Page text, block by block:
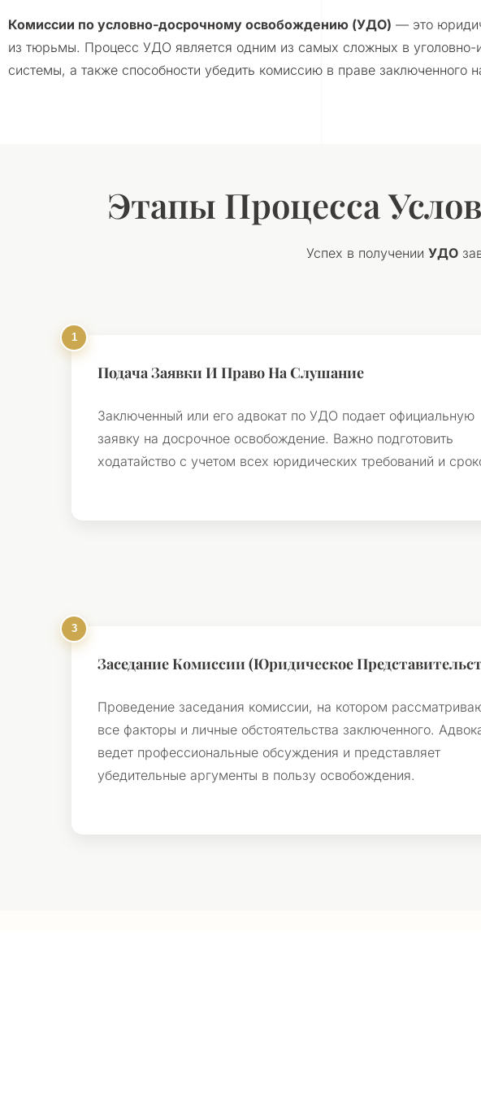
Комиссии по условно-досрочному освобождению (УДО) — это
из тюрьмы. Процесс УДО является одним из самых сложных в уголовно-
системы, а также способности убедить комиссию в праве заключенного
Этапы Процесса
Успех в получении УДО
Подача Заявки И Право На Слушание
Заключенный или его адвокат по УДО подает официальную
заявку на досрочное освобождение. Важно подготовить
ходатайство с учетом всех юридических требований и
Заседание Комиссии (Юридическое
Проведение заседания комиссии, на котором
все факторы и личные обстоятельства заключенного.
ведет профессиональные обсуждения и представляет
убедительные аргументы в пользу освобождения.